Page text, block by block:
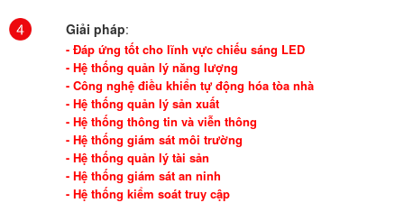
Giải pháp:
- Đáp ứng tốt cho lĩnh vực chiếu sáng LED
- Hệ thống quản lý năng lượng
- Công nghệ điều khiển tự động hóa tòa nhà
- Hệ thống quản lý sản xuất
- Hệ thống thông tin và viễn thông
- Hệ thống giám sát môi trường
- Hệ thống quản lý tài sản
- Hệ thống giám sát an ninh
- Hệ thống kiểm soát truy cập